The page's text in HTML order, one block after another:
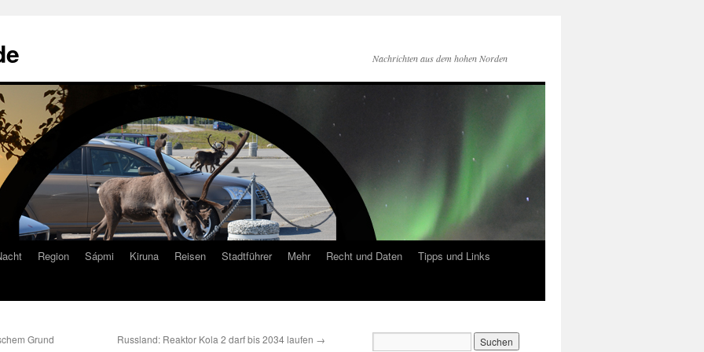
Nachrichten aus dem hohen Norden
Region Sápmi Kiruna Reisen Stadtführer Mehr Recht und Daten
Tipps und Links
Grund Russland: Reaktor Kola 2 darf bis 2034 laufen →